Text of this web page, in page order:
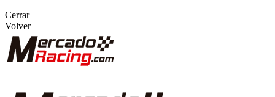
Cerrar
Volver